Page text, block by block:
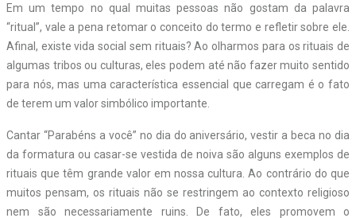
Em um tempo no qual muitas pessoas não gostam da palavra
“ritual”, vale a pena retomar o conceito do termo e refletir sobre ele.
Afinal, existe vida social sem rituais? Ao olharmos para os rituais de
algumas tribos ou culturas, eles podem até não fazer muito sentido
para nós, mas uma característica essencial que carregam é o fato
de terem um valor simbólico importante.
Cantar “Parabéns a você” no dia do aniversário, vestir a beca no dia
da formatura ou casar-se vestida de noiva são alguns exemplos de
rituais que têm grande valor em nossa cultura. Ao contrário do que
muitos pensam, os rituais não se restringem ao contexto religioso
nem são necessariamente ruins. De fato, eles promovem o